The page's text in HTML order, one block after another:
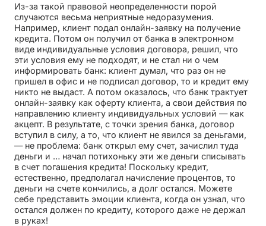
Из-за такой правовой неопределенности порой
случаются весьма неприятные недоразумения.
Например, клиент подал онлайн-заявку на получение
кредита. Потом он получил от банка в электронном
виде индивидуальные условия договора, решил, что
эти условия ему не подходят, и не стал ни о чем
информировать банк: клиент думал, что раз он не
пришел в офис и не подписал договор, то и кредит ему
никто не выдаст. А потом оказалось, что банк трактует
онлайн-заявку как оферту клиента, а свои действия по
направлению клиенту индивидуальных условий — как
акцепт. В результате, с точки зрения банка, договор
вступил в силу, а то, что клиент не явился за деньгами,
— не проблема: банк открыл ему счет, зачислил туда
деньги и … начал потихоньку эти же деньги списывать
в счет погашения кредита! Поскольку кредит,
естественно, предполагал начисление процентов, то
деньги на счете кончились, а долг остался. Можете
себе представить эмоции клиента, когда он узнал, что
остался должен по кредиту, которого даже не держал
в руках!